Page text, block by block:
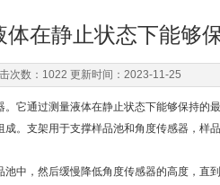
在静止状态下能够
次数：1022 更新时间：2023-11-25
通过测量液体在静止状态下能够保持的最
支架用于支撑样品池和角度传感器，样
，然后缓慢降低角度传感器的高度，直